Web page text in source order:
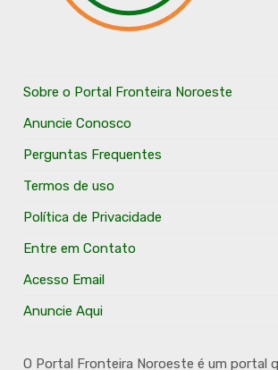
Sobre o Portal Fronteira Noroeste
Anuncie Conosco
Perguntas Frequentes
Termos de uso
Política de Privacidade
Entre em Contato
Acesso Email
Anuncie Aqui
O Portal Fronteira Noroeste é um portal